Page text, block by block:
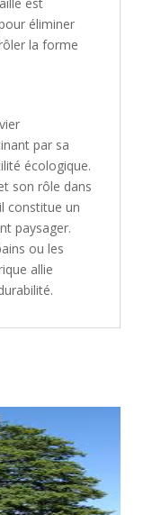
éliminer
la forme
par sa
écologique.
son rôle dans
constitue un
paysager.
ou les
allie